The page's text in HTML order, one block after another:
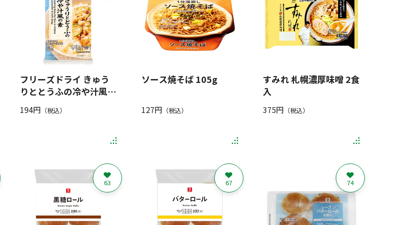
フリーズドライ きゅう
りととうふの冷や汁風の
194円 （税込）
ソース焼そば 105g
127円 （税込）
すみれ 札幌濃厚味噌 2食
入
375円 （税込）
63 67 74